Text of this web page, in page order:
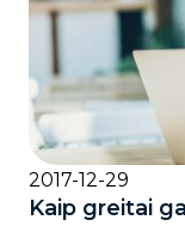
2017-12-29
Kaip greitai